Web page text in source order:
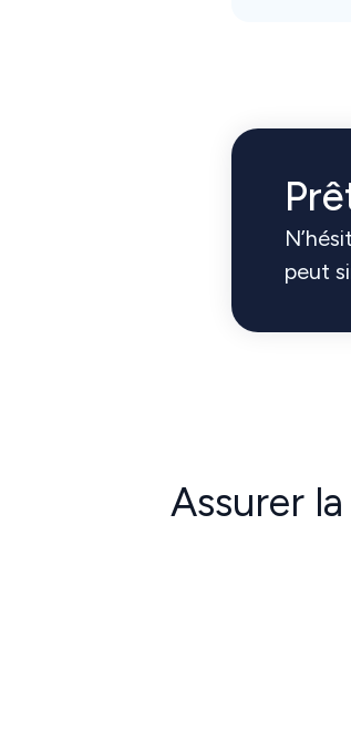
peut
Assurer